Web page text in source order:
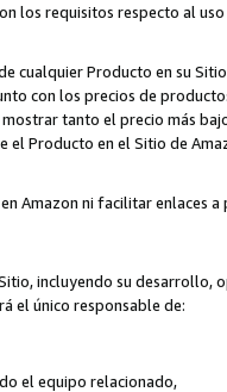
los requisitos respecto al uso
cualquier Producto en su
con los precios de
tanto el precio más
el Producto en el Sitio de
Amazon ni facilitar enlaces
incluyendo su
el único responsable de:
el equipo relacionado,